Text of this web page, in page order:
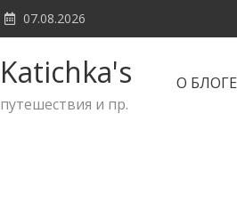
Skip
to
07.08.2026
Katichka's
путешествия и пр.
О БЛОГЕ